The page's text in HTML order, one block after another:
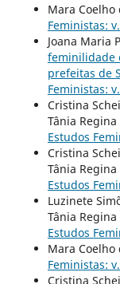
Mara Coelho
Feministas:
Joana Maria
feminilidade
prefeitas de
Feministas:
Cristina
Tânia
Estudos
Cristina
Tânia
Estudos
Luzinete
Tânia
Estudos
Mara Coelho
Feministas:
Cristina